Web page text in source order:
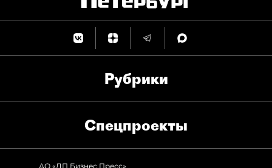
Рубрики
Спец­проекты
АО «ДП Бизнес Пресс»